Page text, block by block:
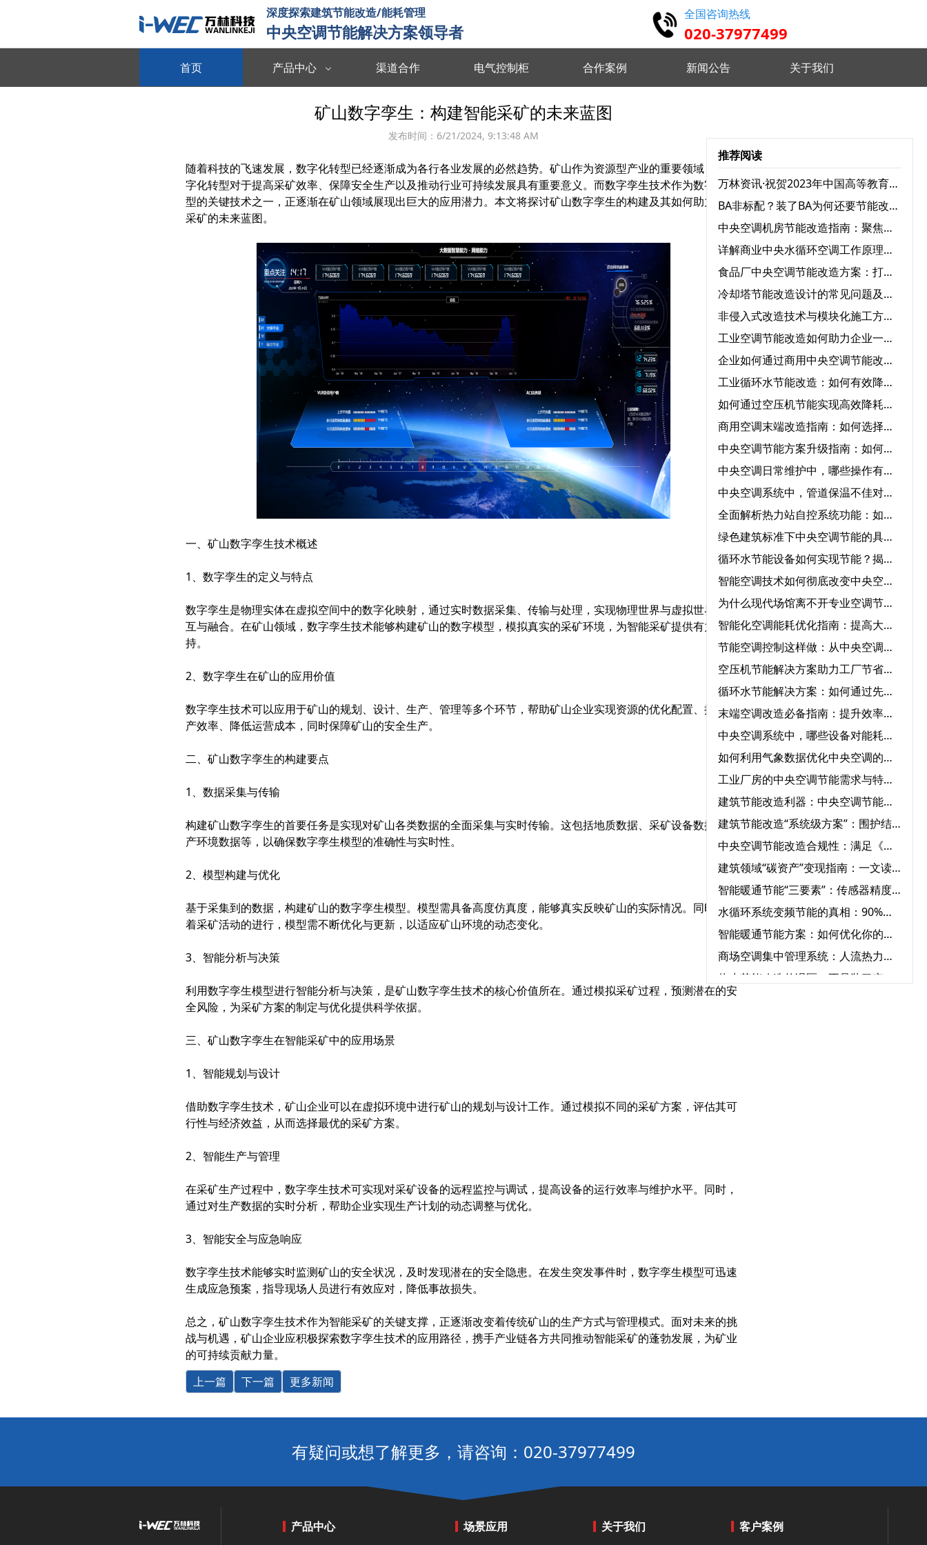
深度探索建筑节能改造/能耗管理
中央空调节能解决方案领导者
全国咨询热线
020-37977499
首页 产品中心
跨系统协同 全域数据整合 多维度分析决策
数据中台
海量数据集成/管理/分析/共享
数字孪生
全要素可视化 高精度仿真 设计认证维护
动态数据采集 需求智能调控 多能源协同管理 运行习惯分析 数据驱动决策 提升管理效率 故障预测识别 实时监控分析 优化设备状态
智慧节能
全维度能耗监测 自适应调节策略 设计与运维联
智慧暖通 智慧消防
节能隔热 防晒防爆 绿色环保
楼宇智控
监控运行状态 识别安全隐患 提升设备效率
视频诊断
多维度数据分析 自定义监测需求 灵活配置任务
档案管理 库房环控 数字化加工整理 远程自动控制 统一集中管理 自动调节温度
渠道合作 电气控制柜 合作案例 新闻公告 关于我们
矿山数字孪生：构建智能采矿的未来蓝图
发布时间： 6/21/2024, 9:13:48 AM
随着科技的飞速发展，数字化转型已经逐渐成为各行各业发展的必然趋势。矿山作为资源型产业的重要领域，其数
字化转型对于提高采矿效率、保障安全生产以及推动行业可持续发展具有重要意义。而数字孪生技术作为数字化转
型的关键技术之一，正逐渐在矿山领域展现出巨大的应用潜力。本文将探讨矿山数字孪生的构建及其如何助力智能
采矿的未来蓝图。
一、矿山数字孪生技术概述
1、数字孪生的定义与特点
数字孪生是物理实体在虚拟空间中的数字化映射，通过实时数据采集、传输与处理，实现物理世界与虚拟世界的交
互与融合。在矿山领域，数字孪生技术能够构建矿山的数字模型，模拟真实的采矿环境，为智能采矿提供有力支
持。
2、数字孪生在矿山的应用价值
数字孪生技术可以应用于矿山的规划、设计、生产、管理等多个环节，帮助矿山企业实现资源的优化配置、提高生
产效率、降低运营成本，同时保障矿山的安全生产。
二、矿山数字孪生的构建要点
1、数据采集与传输
构建矿山数字孪生的首要任务是实现对矿山各类数据的全面采集与实时传输。这包括地质数据、采矿设备数据、生
产环境数据等，以确保数字孪生模型的准确性与实时性。
2、模型构建与优化
基于采集到的数据，构建矿山的数字孪生模型。模型需具备高度仿真度，能够真实反映矿山的实际情况。同时，随
着采矿活动的进行，模型需不断优化与更新，以适应矿山环境的动态变化。
3、智能分析与决策
利用数字孪生模型进行智能分析与决策，是矿山数字孪生技术的核心价值所在。通过模拟采矿过程，预测潜在的安
全风险，为采矿方案的制定与优化提供科学依据。
三、矿山数字孪生在智能采矿中的应用场景
1、智能规划与设计
借助数字孪生技术，矿山企业可以在虚拟环境中进行矿山的规划与设计工作。通过模拟不同的采矿方案，评估其可
行性与经济效益，从而选择最优的采矿方案。
2、智能生产与管理
在采矿生产过程中，数字孪生技术可实现对采矿设备的远程监控与调试，提高设备的运行效率与维护水平。同时，
通过对生产数据的实时分析，帮助企业实现生产计划的动态调整与优化。
3、智能安全与应急响应
数字孪生技术能够实时监测矿山的安全状况，及时发现潜在的安全隐患。在发生突发事件时，数字孪生模型可迅速
生成应急预案，指导现场人员进行有效应对，降低事故损失。
总之，矿山数字孪生技术作为智能采矿的关键支撑，正逐渐改变着传统矿山的生产方式与管理模式。面对未来的挑
战与机遇，矿山企业应积极探索数字孪生技术的应用路径，携手产业链各方共同推动智能采矿的蓬勃发展，为矿业
的可持续贡献力量。
推荐阅读
万林资讯·祝贺2023年中国高等教育学会档案工作分会与广东省高校档案工作协会学术年会圆满召开
BA非标配？装了BA为何还要节能改造？
中央空调机房节能改造指南：聚焦三大耗电设备，实现能效跃升
详解商业中央水循环空调工作原理：为何舒适又高效？
食品厂中央空调节能改造方案：打造绿色节能生产环境
冷却塔节能改造设计的常见问题及解决方案
非侵入式改造技术与模块化施工方案在中央空调节能改造中的协同应用‌
工业空调节能改造如何助力企业一年节省50%能源成本？
企业如何通过商用中央空调节能改造实现低碳运营？
工业循环水节能改造：如何有效降低成本并提高效率？
如何通过空压机节能实现高效降耗与节能？
商用空调末端改造指南：如何选择节能改造公司提升冷暖效率
中央空调节能方案升级指南：如何快速实现节能转型？
中央空调日常维护中，哪些操作有助于降低能耗？‌
中央空调系统中，管道保温不佳对能耗的影响程度有多大？‌
全面解析热力站自控系统功能：如何优化供暖效率？‌
绿色建筑标准下中央空调节能的具体要求‌
循环水节能设备如何实现节能？揭秘核心技术与应用领域‌
智能空调技术如何彻底改变中央空调气流优化管理？‌
为什么现代场馆离不开专业空调节能服务？
智能化空调能耗优化指南：提高大型中央空调运行效率的必知方法‌
节能空调控制这样做：从中央空调全系统改造到智能能耗管理
空压机节能解决方案助力工厂节省能源成本‌
循环水节能解决方案：如何通过先进设备节省能源成本？‌
末端空调改造必备指南：提升效率、节能环保一步到位‌
中央空调系统中，哪些设备对能耗影响最大？‌
如何利用气象数据优化中央空调的节能运行控制‌
工业厂房的中央空调节能需求与特殊解决方案‌
建筑节能改造利器：中央空调节能改造与自控系统的完美结合‌
建筑节能改造“系统级方案”：围护结构+用能设备+智能控制三重降耗路径‌
中央空调节能改造合规性：满足《公共建筑节能标准》的12项要求‌
建筑领域“碳资产”变现指南：一文读懂CCER方法学如何激活公共建筑节能改造
智能暖通节能“三要素”：传感器精度、算法优化与云端协同‌
水循环系统变频节能的真相：90%节能量来自系统优化，而非设备‌
智能暖通节能方案：如何优化你的空调系统降低能耗？‌
商场空调集中管理系统：人流热力图驱动的动态调节策略‌
物联网节能：设备互联与数据驱动的节能管理平台‌
工业企业能耗高？三大核心痛点与破局路径‌
暖通自控系统的常见误区：这些错误会让节能效果大打折扣‌
上一篇 下一篇 更多新闻
有疑问或想了解更多，请咨询：020-37977499
产品中心 场景应用 关于我们 客户案例